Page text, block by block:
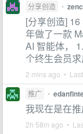
分享创造 •
[分享创造]
年做了一款
AI 智能体，
个终生会员
2 mins ago •
推广 •
我现在是在
2h 58m ago •